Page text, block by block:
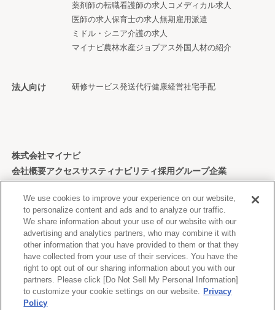
薬剤師の転職看護師の求人 コメディカル求人
医師の求人保育士の求人無期雇用派遣
ミドル・シニア介護の求人
マイナビ農林水産ジョブアス外国人材の紹介
法人向け 研修サービス発送代行健康経営社宅手配
株式会社マイナビ
会社概要アクセスサスティナビリティ採用グループ企業
Copyright © Mynavi Corporation
We use cookies to improve your experience on our website,
to personalize content and ads and to analyze our traffic.
We share information about your use of our website with our
advertising and analytics partners, who may combine it with
other information that you have provided to them or that they
have collected from your use of their services. You have the
right to opt out of our sharing information about you with our
partners. Please click [Do Not Sell My Personal Information]
to customize your cookie settings on our website. Privacy
Policy